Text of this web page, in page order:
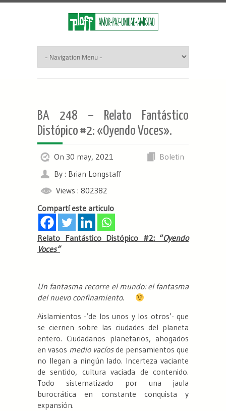
BA 248 – Relato Fantástico
Distópico #2: «Oyendo Voces».
On 30 may, 2021
Boletin
By : Brian Longstaff
Views : 802382
Compartí este articulo
Relato Fantástico Distópico #2: “Oyendo
Voces”
Un fantasma recorre el mundo: el fantasma
del nuevo confinamiento.
Aislamientos -‘de los unos y los otros’- que
se ciernen sobre las ciudades del planeta
entero. Ciudadanos planetarios, ahogados
en vasos medio vacíosde pensamientos que
no llegan a ningún lado. Incerteza vaciante
de sentido, cultura vaciada de contenido.
Todo sistematizado por una jaula
burocrática en constante conquista y
expansión.